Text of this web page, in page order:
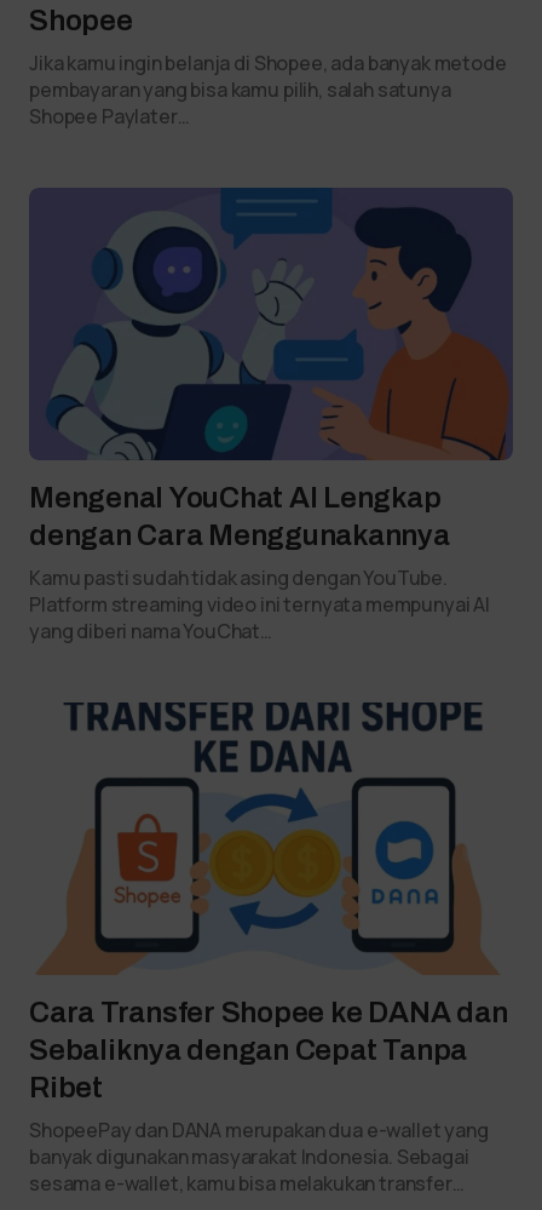
Shopee
Jika kamu ingin belanja di Shopee, ada banyak metode
pembayaran yang bisa kamu pilih, salah satunya
Shopee Paylater…
Mengenal YouChat AI Lengkap
dengan Cara Menggunakannya
Kamu pasti sudah tidak asing dengan YouTube.
Platform streaming video ini ternyata mempunyai AI
yang diberi nama YouChat…
Cara Transfer Shopee ke DANA dan
Sebaliknya dengan Cepat Tanpa
Ribet
ShopeePay dan DANA merupakan dua e-wallet yang
banyak digunakan masyarakat Indonesia. Sebagai
sesama e-wallet, kamu bisa melakukan transfer…